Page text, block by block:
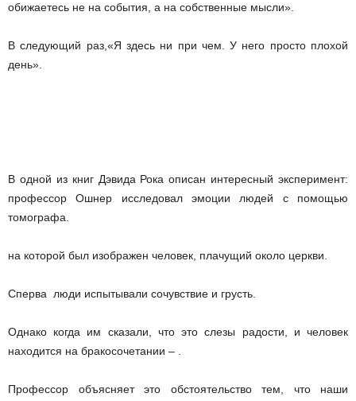
обижаетесь не на события, а на собственные мысли».
В следующий раз,«Я здесь ни при чем. У него просто плохой
день».
В одной из книг Дэвида Рока описан интересный эксперимент:
профессор Ошнер исследовал эмоции людей с помощью
томографа.
на которой был изображен человек, плачущий около церкви.
Сперва люди испытывали сочувствие и грусть.
Однако когда им сказали, что это слезы радости, и человек
находится на бракосочетании – .
Профессор объясняет это обстоятельство тем, что наши